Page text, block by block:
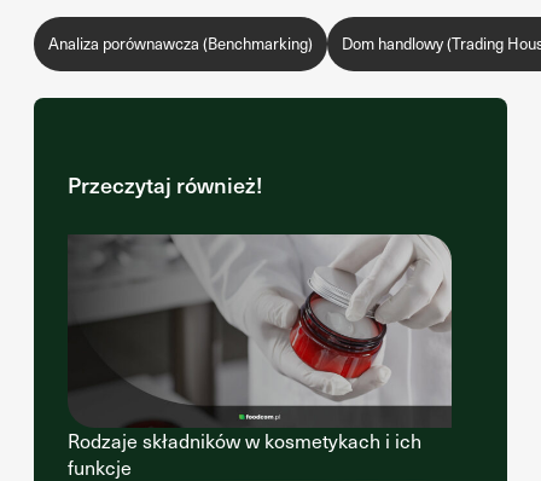
Analiza porównawcza (Benchmarking) Dom handlowy (Trading
Przeczytaj również!
Rodzaje składników w kosmetykach i ich
funkcje